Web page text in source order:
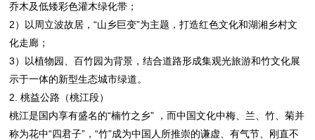
乔木及低矮彩色灌木绿化带；
2）以周立波故居，“山乡巨变”为主题，打造红色文化和湖湘乡村文
化走廊；
3）以植物园、百竹园为背景，结合道路形成集观光旅游和竹文化展
示于一体的新型生态城市绿道。
2. 桃益公路（桃江段）
桃江是国内享有盛名的“楠竹之乡” ，而中国文化中梅、兰、竹、菊并
称为花中“四君子”，“竹”成为中国人所推崇的谦虚、有气节、刚直不